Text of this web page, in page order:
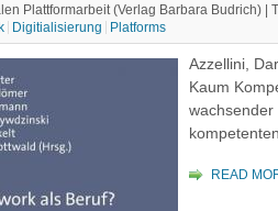
Plattformarbeit (Verlag Barbara Budrich) |
Digitialisierung Platforms
Azzellini,
Kaum
wachsender
READ